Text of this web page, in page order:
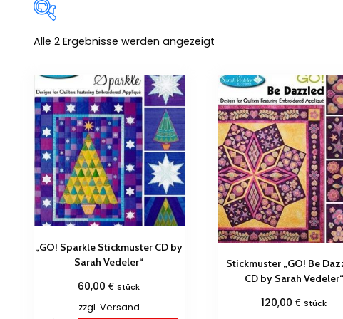
Zum Verkauf(0)
Produkt Schlagwörter
Alle 2 Ergebnisse werden angezeigt
„GO! Sparkle Stickmuster CD by
Sarah Vedeler“
60,00€ Stück
zzgl. Versand
Stickmuster „GO! Be
CD by Sarah Vedeler“
120,00€ Stück